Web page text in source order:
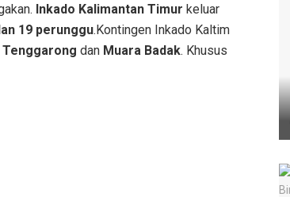
Inkado Kalimantan Timur keluar
19 perunggu.Kontingen Inkado Kaltim
Tenggarong dan Muara Badak. Khusus